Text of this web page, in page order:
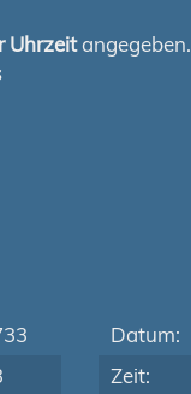
Uhrzeitangegeben.
Datum:
Zeit: